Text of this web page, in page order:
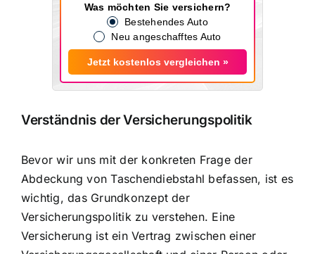
Was möchten Sie versichern?
Bestehendes Auto
Neu angeschafftes Auto
Jetzt kostenlos vergleichen »
Verständnis der Versicherungspolitik
Bevor wir uns mit der konkreten Frage der
Abdeckung von Taschendiebstahl befassen, ist es
wichtig, das Grundkonzept der
Versicherungspolitik zu verstehen. Eine
Versicherung ist ein Vertrag zwischen einer